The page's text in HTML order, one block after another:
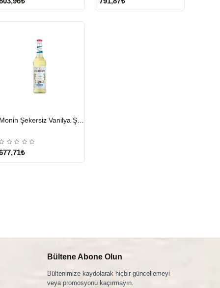
HIZLI
GÖNDERİ
Monin Şekersiz Vanilya Şurubu 700 ML
Bültene Abone Olun
Bültenimize kaydolarak hiçbir güncellemeyi
veya promosyonu kaçırmayın.